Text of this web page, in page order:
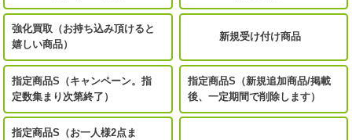
強化買取（お持ち込み頂けると
嬉しい商品）
新規受け付け商品
指定商品S（キャンペーン。指
定数集まり次第終了）
指定商品S（新規追加商品/掲載
後、一定期間で削除します）
指定商品S（お一人様2点ま